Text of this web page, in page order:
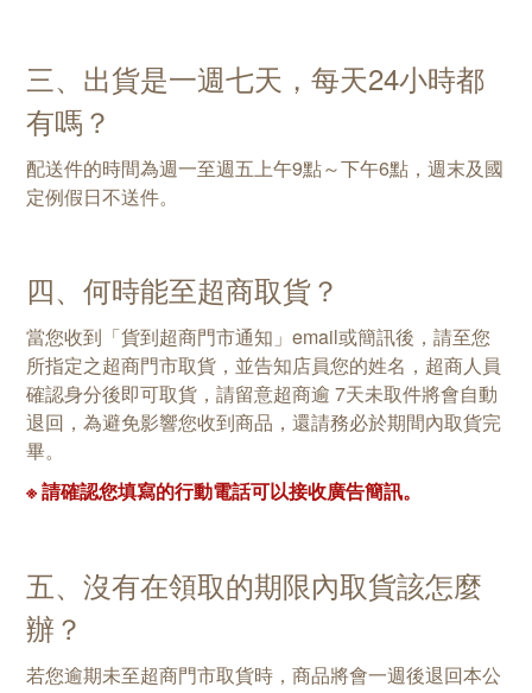
三、出貨是一週七天，每天24小時都
有嗎？
配送件的時間為週一至週五上午9點～下午6點，週末及國
定例假日不送件。
四、何時能至超商取貨？
當您收到「貨到超商門市通知」email或簡訊後，請至您
所指定之超商門市取貨，並告知店員您的姓名，超商人員
確認身分後即可取貨，請留意超商逾 7天未取件將會自動
退回，為避免影響您收到商品，還請務必於期間內取貨完
畢。
※ 請確認您填寫的行動電話可以接收廣告簡訊。
五、沒有在領取的期限內取貨該怎麼
辦？
若您逾期未至超商門市取貨時，商品將會一週後退回本公